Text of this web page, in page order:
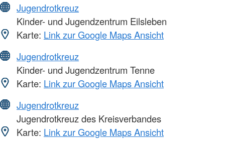
Jugendrotkreuz
Kinder- und Jugendzentrum Eilsleben
Karte: Link zur Google Maps Ansicht
Jugendrotkreuz
Kinder- und Jugendzentrum Tenne
Karte: Link zur Google Maps Ansicht
Jugendrotkreuz
Jugendrotkreuz des Kreisverbandes
Karte: Link zur Google Maps Ansicht